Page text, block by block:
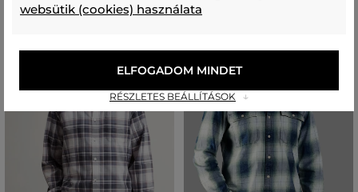
websütik (cookies) használata
RÉSZLETES BEÁLLÍTÁSOK
ELFOGADOM MINDET